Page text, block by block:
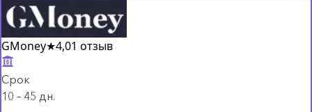
GMoney★4,01 отзыв
Срок
10 – 45 дн.